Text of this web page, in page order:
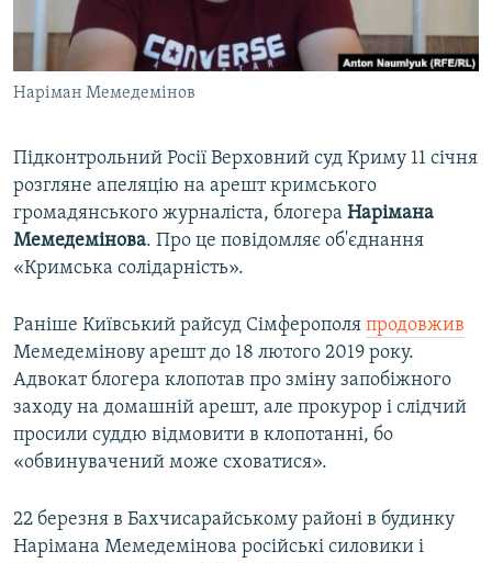
ВІДЕОУРОКИ «ELIFBE»
СВІДЧЕННЯ ОКУПАЦІЇ
УКРАЇНСЬКА ПРОБЛЕМА КРИМУ
Русский
Qırımtatar
Усі сайти RFE/RL
Наріман Мемедемінов
Підконтрольний Росії Верховний суд Криму 11 січня
розгляне апеляцію на арешт кримського
громадянського журналіста, блогера Нарімана
Мемедемінова. Про це повідомляє об'єднання
«Кримська солідарність».
Раніше Київський райсуд Сімферополя продовжив
Мемедемінову арешт до 18 лютого 2019 року.
Адвокат блогера клопотав про зміну запобіжного
заходу на домашній арешт, але прокурор і слідчий
просили суддю відмовити в клопотанні, бо
«обвинувачений може сховатися».
22 березня в Бахчисарайському районі в будинку
Нарімана Мемедемінова російські силовики і